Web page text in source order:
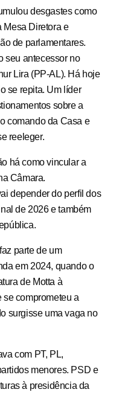
desgastes como
Mesa Diretora e
de parlamentares.
seu antecessor no
Lira (PP-AL). Há hoje
se repita. Um líder
sobre a
comando da Casa e
reeleger.
há como vincular a
Câmara.
depender do perfil dos
de 2026 e também
parte de um
em 2024, quando o
de Motta à
se comprometeu a
surgisse uma vaga no
com PT, PL,
menores. PSD e
à presidência da